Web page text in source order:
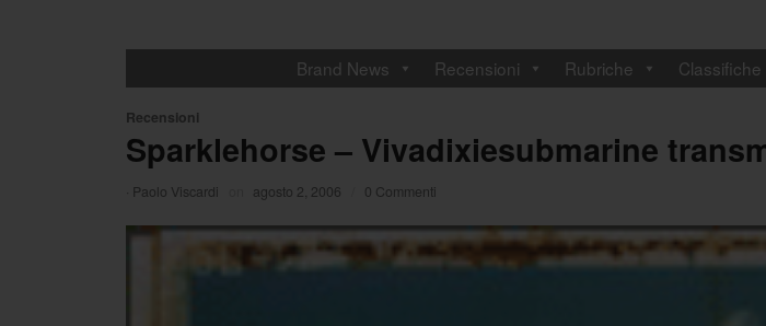
Brand News Recensioni Rubriche Classifiche
Recensioni
Sparklehorse – Vivadixiesubmarine
Paolo Viscardi agosto 2, 2006 0 Commenti